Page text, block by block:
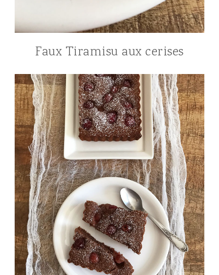
Faux Tiramisu aux cerises